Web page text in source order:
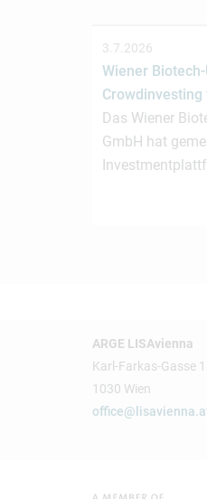
3.7.2026
Wiener
Das Wiener
GmbH hat
ARGE LISAvienna
Karl-Farkas-Gasse
1030 Wien